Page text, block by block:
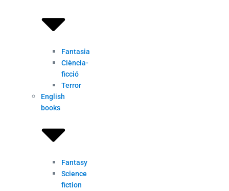
Fantasia
Ciència-
ficció
Terror
English
books
Fantasy
Science
fiction